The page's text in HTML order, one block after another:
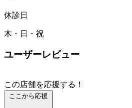
休診日
木・日・祝
ユーザーレビュー
この店舗を応援する！
ここから応援